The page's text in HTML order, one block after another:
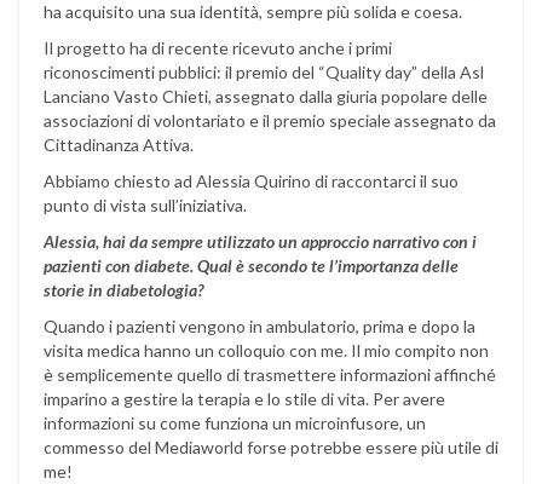
ha acquisito una sua identità, sempre più solida e coesa.
Il progetto ha di recente ricevuto anche i primi
riconoscimenti pubblici: il premio del “Quality day” della Asl
Lanciano Vasto Chieti, assegnato dalla giuria popolare delle
associazioni di volontariato e il premio speciale assegnato da
Cittadinanza Attiva.
Abbiamo chiesto ad Alessia Quirino di raccontarci il suo
punto di vista sull’iniziativa.
Alessia, hai da sempre utilizzato un approccio narrativo con i
pazienti con diabete. Qual è secondo te l’importanza delle
storie in diabetologia?
Quando i pazienti vengono in ambulatorio, prima e dopo la
visita medica hanno un colloquio con me. Il mio compito non
è semplicemente quello di trasmettere informazioni affinché
imparino a gestire la terapia e lo stile di vita. Per avere
informazioni su come funziona un microinfusore, un
commesso del Mediaworld forse potrebbe essere più utile di
me!